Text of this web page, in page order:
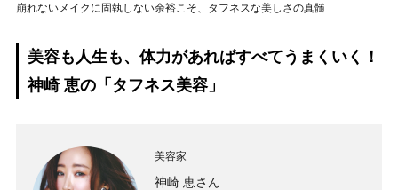
崩れないメイクに固執しない余裕こそ、タフネスな美しさの真髄
美容も人生も、体力があればすべてうまくいく！
神崎 恵の「タフネス美容」
美容家
神崎 恵さん